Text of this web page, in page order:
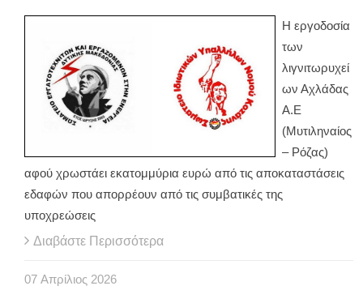
Η εργοδοσία
των
λιγνιτωρυχεί
ων Αχλάδας
Α.Ε
(Μυτιληναίος
– Ρόζας)
αφού χρωστάει εκατομμύρια ευρώ από τις αποκαταστάσεις
εδαφών που απορρέουν από τις συμβατικές της
υποχρεώσεις
Διαβάστε Περισσότερα
07 Απρίλιος 2026